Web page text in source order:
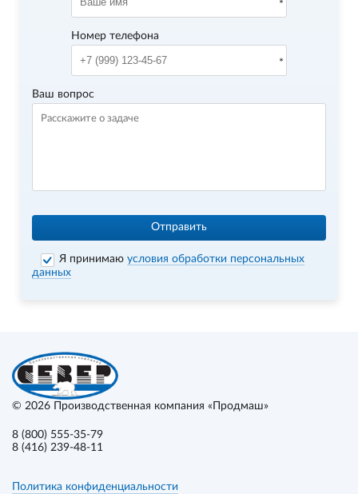
Номер телефона
Ваш вопрос
Отправить
Я принимаюусловия обработки персональных
данных
© 2026 Производственная компания «Продмаш»
8 (800) 555-35-79
8 (416) 239-48-11
Политика конфиденциальности